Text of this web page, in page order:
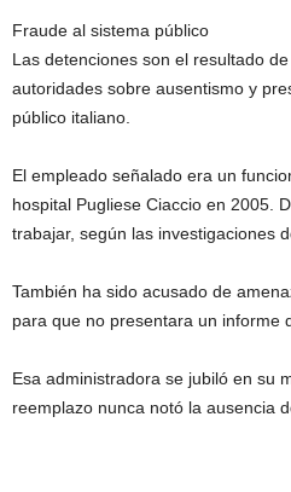
Fraude al sistema público
Las detenciones son el resultado
autoridades sobre ausentismo y
público italiano.
El empleado señalado era un
hospital Pugliese Ciaccio en 2005.
trabajar, según las investigaciones
También ha sido acusado de
para que no presentara un informe
Esa administradora se jubiló en su
reemplazo nunca notó la ausencia